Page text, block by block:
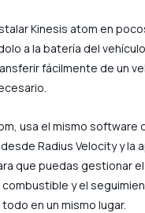
Kinesis atom en
a la batería del
fácilmente de un
usa el mismo software
Radius Velocity y la
que puedas gestionar
y el
en un mismo lugar.